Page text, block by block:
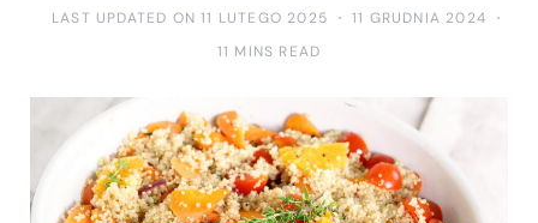
LAST UPDATED ON 11 LUTEGO 2025
11 GRUDNIA 2024
11 MINS READ